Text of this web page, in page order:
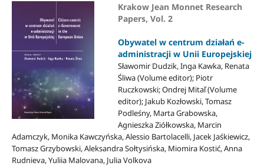
Krakow Jean Monnet Research
Papers, Vol. 2
Obywatel w centrum działań e-
administracji w Unii Europejskiej
Sławomir Dudzik, Inga Kawka, Renata
Śliwa (Volume editor); Piotr
Ruczkowski; Ondrej Mitaľ (Volume
editor); Jakub Kozłowski, Tomasz
Podleśny, Marta Grabowska,
Agnieszka Ziółkowska, Marcin
Adamczyk, Monika Kawczyńska, Alessio Bartolacelli, Jacek Jaśkiewicz,
Tomasz Grzybowski, Aleksandra Sołtysińska, Miomira Kostić, Anna
Rudnieva, Yuliia Malovana, Julia Volkova